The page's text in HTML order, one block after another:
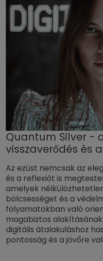
Quantum Silver -
visszaverődés és
Az ezüst nemcsak az
és a reflexiót is
amelyek
bölcsességet és a
folyamatokban való
magabiztos
digitális átalakuláshoz
pontosság és a jövőre